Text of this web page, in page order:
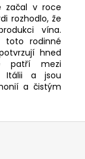
začal v roce
rozhodlo, že
vína.
toto rodinné
hned
patří mezi
Itálii a jsou
a čistým